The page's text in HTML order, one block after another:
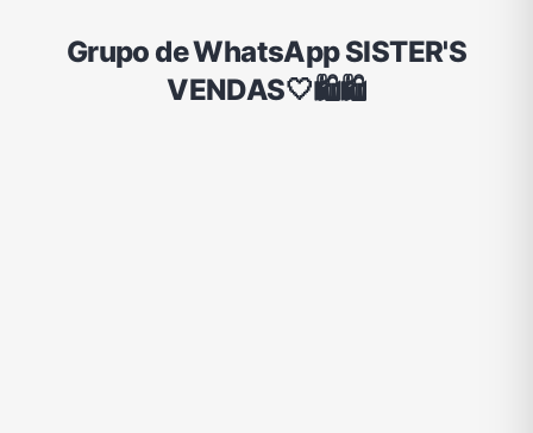
Educação
Grupo de WhatsApp SISTER'S
VENDAS🤍🛍🛍